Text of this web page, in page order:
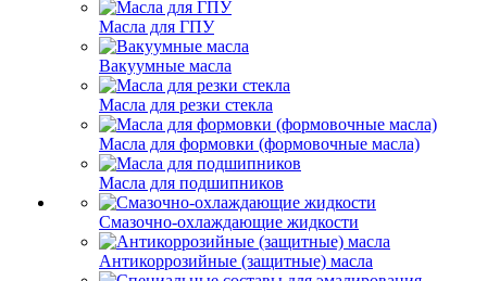
Масла для ГПУ
Вакуумные масла
Масла для резки стекла
Масла для формовки (формовочные масла)
Масла для подшипников
Смазочно-охлаждающие жидкости
Антикоррозийные (защитные) масла